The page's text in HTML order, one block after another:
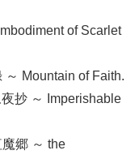
of Scarlet
Mountain of Faith.
抄 ～ Imperishable
郷 ～ the